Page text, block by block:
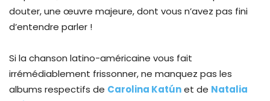
douter, une œuvre majeure, dont vous n’avez pas fini
d’entendre parler !
Si la chanson latino-américaine vous fait
irrémédiablement frissonner, ne manquez pas les
albums respectifs de Carolina Katúnet de Natalia